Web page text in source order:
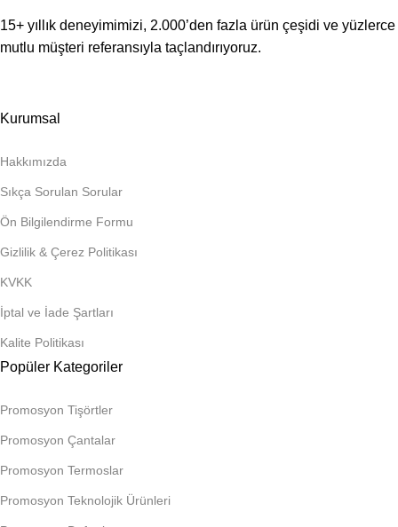
15+ yıllık deneyimimizi, 2.000’den fazla ürün çeşidi ve yüzlerce
mutlu müşteri referansıyla taçlandırıyoruz.
Kurumsal
Hakkımızda
Sıkça Sorulan Sorular
Ön Bilgilendirme Formu
Gizlilik & Çerez Politikası
KVKK
İptal ve İade Şartları
Kalite Politikası
Popüler Kategoriler
Promosyon Tişörtler
Promosyon Çantalar
Promosyon Termoslar
Promosyon Teknolojik Ürünleri